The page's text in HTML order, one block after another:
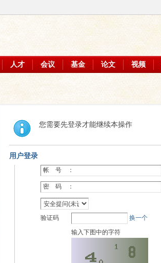
人才 会议 基金 论文 视频
您需要先登录才能继续本操作
用户登录
帐 号 ：
密 码 ：
验证码
换一个
输入下图中的字符